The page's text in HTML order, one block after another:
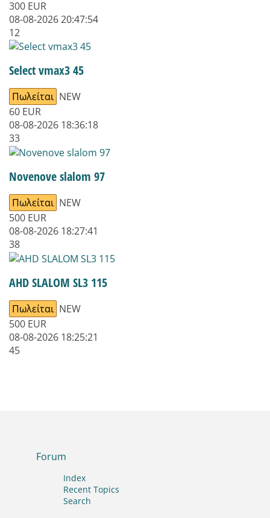
300 EUR
08-08-2026 20:47:54
12
Select vmax3 45
Πωλείται NEW
60 EUR
08-08-2026 18:36:18
33
Novenove slalom 97
Πωλείται NEW
500 EUR
08-08-2026 18:27:41
38
AHD SLALOM SL3 115
Πωλείται NEW
500 EUR
08-08-2026 18:25:21
45
Forum
Index
Recent Topics
Search